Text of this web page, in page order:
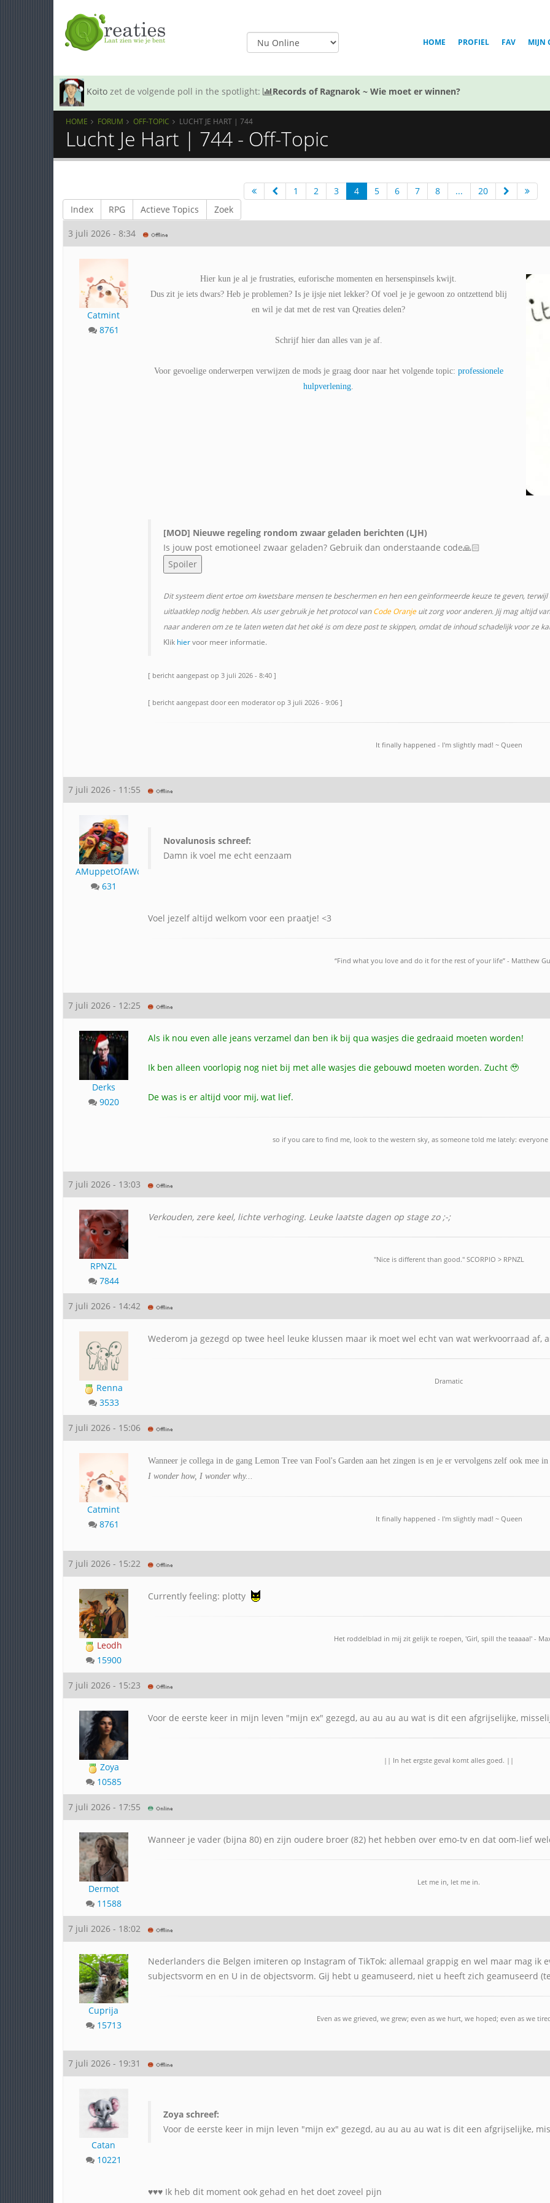
HOME PROFIEL FAV MIJN
Koito zet de volgende poll in the spotlight: Records of Ragnarok ~ Wie moet er winnen?
HOME FORUM OFF-TOPIC LUCHT JE HART | 744
Lucht Je Hart | 744 - Off-Topic
Index RPG Actieve Topics Zoek
1 2 3 4 5 6 7 8 ... 20
3 juli 2026 - 8:34
Catmint
8761
Hier kun je al je frustraties, euforische momenten en hersenspinsels kwijt.
Dus zit je iets dwars? Heb je problemen? Is je ijsje niet lekker? Of voel je je gewoon zo ontzettend blij
en wil je dat met de rest van Qreaties delen?
Schrijf hier dan alles van je af.
Voor gevoelige onderwerpen verwijzen de mods je graag door naar het volgende topic: professionele
hulpverlening.
[MOD] Nieuwe regeling rondom zwaar geladen berichten (LJH)
Is jouw post emotioneel zwaar geladen? Gebruik dan onderstaande code🙏🏻
Dit systeem dient ertoe om kwetsbare mensen te beschermen en hen een geïnformeerde keuze te geven,
uitlaatklep nodig hebben. Als user gebruik je het protocol vanCode Oranjeuit zorg voor anderen. Jij mag altijd
naar anderen om ze te laten weten dat het oké is om deze post te skippen, omdat de inhoud schadelijk voor ze
Klik hiervoor meer informatie.
[ bericht aangepast op 3 juli 2026 - 8:40 ]
[ bericht aangepast door een moderator op 3 juli 2026 - 9:06 ]
It finally happened - I'm slightly mad! ~ Queen
7 juli 2026 - 11:55
AMuppetOfAWoman
631
Novalunosis schreef:
Damn ik voel me echt eenzaam
Voel jezelf altijd welkom voor een praatje! <3
“Find what you love and do it for the rest of your life” - Matthew
7 juli 2026 - 12:25
Derks
9020
Als ik nou even alle jeans verzamel dan ben ik bij qua wasjes die gedraaid moeten worden!
Ik ben alleen voorlopig nog niet bij met alle wasjes die gebouwd moeten worden. Zucht 🥹
De was is er altijd voor mij, wat lief.
so if you care to find me, look to the western sky, as someone told me lately: everyone
7 juli 2026 - 13:03
RPNZL
7844
Verkouden, zere keel, lichte verhoging. Leuke laatste dagen op stage zo ;-;
"Nice is different than good." SCORPlO > RPNZL
7 juli 2026 - 14:42
Renna
3533
Wederom ja gezegd op twee heel leuke klussen maar ik moet wel echt van wat werkvoorraad af,
Dramatic
7 juli 2026 - 15:06
Catmint
8761
Wanneer je collega in de gang Lemon Tree van Fool's Garden aan het zingen is en je er vervolgens zelf ook mee
I wonder how, I wonder why...
It finally happened - I'm slightly mad! ~ Queen
7 juli 2026 - 15:22
Leodh
15900
Currently feeling: plotty
Het roddelblad in mij zit gelijk te roepen, 'Girl, spill the teaaaa!' -
7 juli 2026 - 15:23
Zoya
10585
Voor de eerste keer in mijn leven "mijn ex" gezegd, au au au au wat is dit een afgrijselijke,
|| In het ergste geval komt alles goed. ||
7 juli 2026 - 17:55
Dermot
11588
Wanneer je vader (bijna 80) en zijn oudere broer (82) het hebben over emo-tv en dat oom-lief
Let me in, let me in.
7 juli 2026 - 18:02
Cuprija
15713
Nederlanders die Belgen imiteren op Instagram of TikTok: allemaal grappig en wel maar mag ik
subjectsvorm en en U in de objectsvorm. Gij hebt u geamuseerd, niet u heeft zich geamuseerd
Even as we grieved, we grew; even as we hurt, we hoped; even as we
7 juli 2026 - 19:31
Catan
10221
Zoya schreef:
Voor de eerste keer in mijn leven "mijn ex" gezegd, au au au au wat is dit een afgrijselijke,
♥️♥️♥️ Ik heb dit moment ook gehad en het doet zoveel pijn